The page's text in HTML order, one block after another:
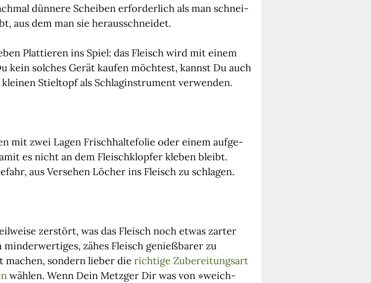
dün­ne­re Schei­ben erfor­der­lich als man schnei­
aus dem man sie her­aus­schnei­det.
Plat­tie­ren ins Spiel: das Fleisch wird mit einem
kein sol­ches Gerät kau­fen möch­test, kannst Du auch
Stiel­topf als Schlag­in­stru­ment ver­wen­den.
mit zwei Lagen Frisch­hal­te­fo­lie oder einem auf­ge­
es nicht an dem Fleisch­klop­fer kle­ben bleibt.
aus Ver­se­hen Löcher ins Fleisch zu schla­gen.
zer­stört, was das Fleisch noch etwas zar­ter
zähes Fleisch genieß­ba­rer zu
machen, son­dern lie­ber die rich­ti­ge Zube­rei­tungs­art
wäh­len. Wenn Dein Metz­ger Dir was von »weich­